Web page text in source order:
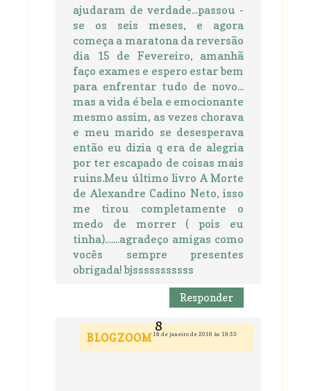
ajudaram de verdade...passou -
se os seis meses, e agora
começa a maratona da reversão
dia 15 de Fevereiro, amanhã
faço exames e espero estar bem
para enfrentar tudo de novo...
mas a vida é bela e emocionante
mesmo assim, as vezes chorava
e meu marido se desesperava
então eu dizia q era de alegria
por ter escapado de coisas mais
ruins.Meu último livro A Morte
de Alexandre Cadino Neto, isso
me tirou completamente o
medo de morrer ( pois eu
tinha).......agradeço amigas como
vocês sempre presentes
obrigada! bjsssssssssss
Responder
BLOGZOOM 18 de janeiro de 2016 às 19:53